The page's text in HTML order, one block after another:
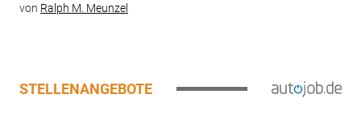
von Ralph M. Meunzel
STELLENANGEBOTE